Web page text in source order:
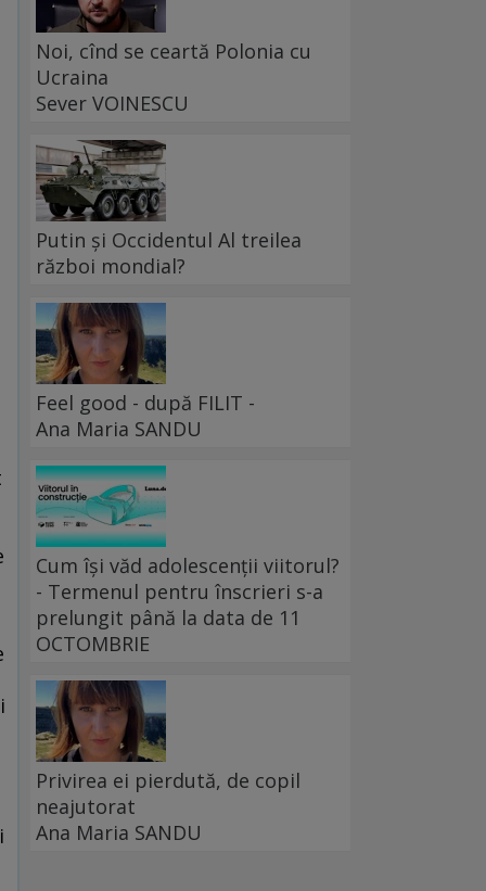
Noi, cînd se ceartă Polonia cu
Ucraina
Sever VOINESCU
Putin și Occidentul Al treilea
război mondial?
Feel good - după FILIT -
Ana Maria SANDU
Cum își văd adolescenții viitorul?
- Termenul pentru înscrieri s-a
prelungit până la data de 11
OCTOMBRIE
Privirea ei pierdută, de copil
neajutorat
Ana Maria SANDU